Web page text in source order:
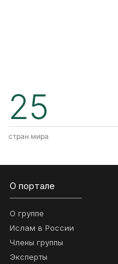
25
стран мира
О портале
О группе
Ислам в России
Члены группы
Эксперты